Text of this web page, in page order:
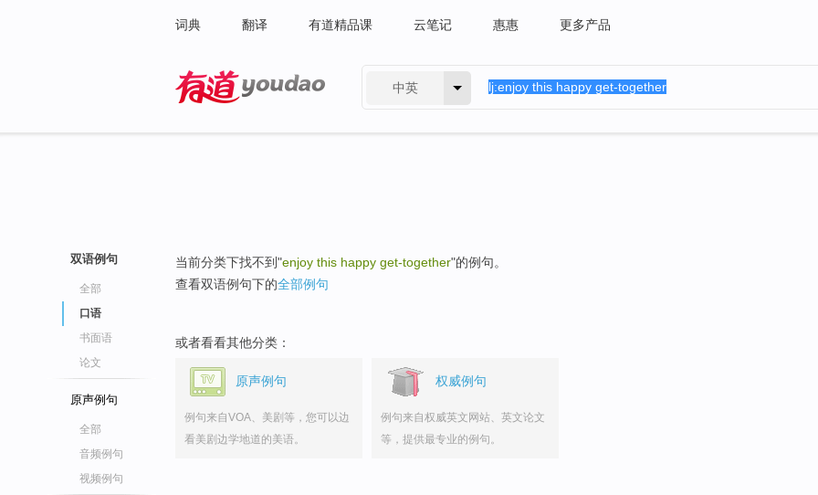
词典 翻译 有道精品课 云笔记 惠惠 更多产品
中英
双语例句
全部
口语
书面语
论文
原声例句
全部
音频例句
视频例句
当前分类下找不到"enjoy this happy get-together"的例句。
查看双语例句下的全部例句
或者看看其他分类：
原声例句
例句来自VOA、美剧等，您可以边
看美剧边学地道的美语。
权威例句
例句来自权威英文网站、英文论文
等，提供最专业的例句。